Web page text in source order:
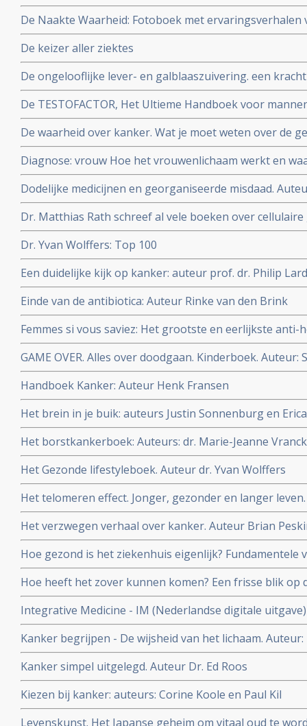
De Naakte Waarheid: Fotoboek met
Auteurs: Alice Bakker & Lilian Schneider Fotografe
De keizer aller ziektes
De ongelooflijke lever- en galblaaszuivering. een
gezondheid en welzijn te optimaliseren. Auteur
De TESTOFACTOR, Het Ultieme Handboek voor
ir. Ralph Moorman
De waarheid over kanker. Wat je moet weten over de
behandeling en de preventie Auteur: Ty M. Bollinger
Diagnose: vrouw Hoe het vrouwenlichaam werkt en
Auteurs: WOMEN Inc.
Dodelijke medicijnen en georganiseerde misdaad.
farmaceutische industrie is door en door verrot
Dr. Matthias Rath schreef al vele boeken over
gezond blijven
Dr. Yvan Wolffers: Top 100
Een duidelijke kijk op kanker: auteur prof. dr. Philip
Einde van de antibiotica: Auteur Rinke van den Brink
Femmes si vous saviez: Het grootste en eerlijkste anti-
vrouwen zouden moeten weten over vooral de rol van
baarmoeder-, borst- en eierstokkanker. Maar ook
GAME OVER. Alles over doodgaan. Kinderboek. Auteur:
Quaegebeur. Dit boek legt uit wat we wél weten van
die niet meer verdwijnt. Voor kinderen vanaf 7 jaar.
Handboek Kanker: Auteur Henk Fransen
Het brein in je buik: auteurs Justin Sonnenburg en
Het borstkankerboek: Auteurs: dr. Marie-Jeanne
Oldenburg, Julia van Bohemen
Het Gezonde lifestyleboek. Auteur dr. Yvan Wolffers
Het telomeren effect. Jonger, gezonder en langer
en Elissa Epel
Het verzwegen verhaal over kanker. Auteur Brian
Hoe gezond is het ziekenhuis eigenlijk? Fundamentele
Auteur: oncologisch chirurg Schelto Kruijff
Hoe heeft het zover kunnen komen? Een frisse blik op
Peter Kapitein
Integrative Medicine - IM (Nederlandse digitale
Astrid Koppen.
Kanker begrijpen - De wijsheid van het lichaam.
Kanker simpel uitgelegd. Auteur Dr. Ed Roos
Kiezen bij kanker: auteurs: Corine Koole en Paul Kil
Levenskunst. Het Japanse geheim om vitaal oud te